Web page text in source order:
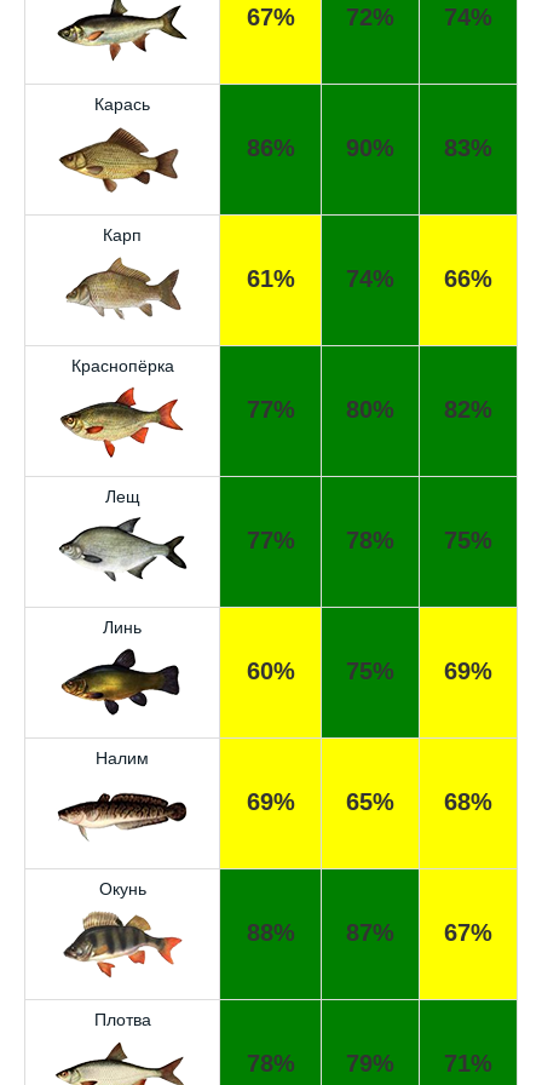
67% 72% 74%
Карась
86% 90% 83%
Карп
61% 74% 66%
Краснопёрка
77% 80% 82%
Лещ
77% 78% 75%
Линь
60% 75% 69%
Налим
69% 65% 68%
Окунь
88% 87% 67%
Плотва
78% 79% 71%
Отличный прогноз клёва! Сегодня поймал
щуку весом 5 кг.